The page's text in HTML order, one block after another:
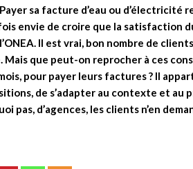
sa facture d’eau ou d’électricité
envie de croire que la satisfaction
Il est vrai, bon nombre de
Mais que peut-on reprocher à ces
pour payer leurs factures ? Il
de s’adapter au contexte et au
pas, d’agences, les clients n’en